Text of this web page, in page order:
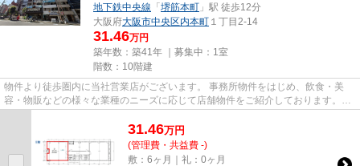
地下鉄中央線 「堺筋本町 」駅 徒歩12分
大阪府大阪市中央区内本町 １丁目2-14
31.46万円
築年数：築41年 ｜募集中： 1室
階数：10階建
物件より徒歩圏内に当社営業店がございます。 事務所物件をはじめ、飲食・美
容・物販などの様々な業種のニーズに応じて店舗物件をご紹介しております。
尚、弊社ではおとり広告は一切...
31.46万円
(管理費・共益費 -)
敷：6ヶ月｜礼：0ヶ月